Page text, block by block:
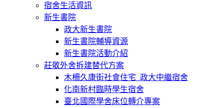
宿舍生活資訊
新生書院
政大新生書院
新生書院輔導資源
新生書院活動介紹
莊敬外舍拆建替代方案
木柵久康街社會住宅_政大中繼宿舍
化南新村臨時學生宿舍
臺北國際學舍床位轉介專案